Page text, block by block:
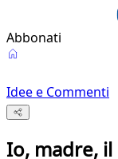
Abbonati
Idee e Commenti
Io, madre,